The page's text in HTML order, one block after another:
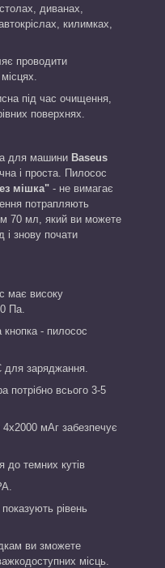
диванах,
килимках,
проводити
під час очищення,
поверхнях.
для машини Baseus
і проста. Пилосос
мішка" - не вимагає
потрапляють
70 мл, який ви можете
і знову почати
має високу
Па.
кнопка - пилосос
для заряджання.
потрібно всього 3-5
мАг забезпечує
до темних кутів
рівень
ви зможете
місць.